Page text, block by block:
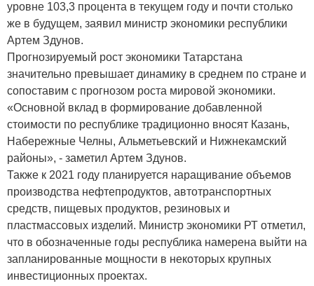
уровне 103,3 процента в текущем году и почти столько
же в будущем, заявил министр экономики республики
Артем Здунов.
Прогнозируемый рост экономики Татарстана
значительно превышает динамику в среднем по стране и
сопоставим с прогнозом роста мировой экономики.
«Основной вклад в формирование добавленной
стоимости по республике традиционно вносят Казань,
Набережные Челны, Альметьевский и Нижнекамский
районы», - заметил Артем Здунов.
Также к 2021 году планируется наращивание объемов
производства нефтепродуктов, автотранспортных
средств, пищевых продуктов, резиновых и
пластмассовых изделий. Министр экономики РТ отметил,
что в обозначенные годы республика намерена выйти на
запланированные мощности в некоторых крупных
инвестиционных проектах.